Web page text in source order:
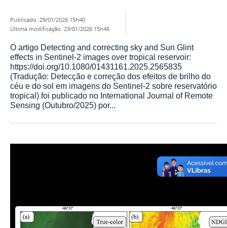
publicado: 29/01/2026 15h40
última modificação: 29/01/2026 15h46
O artigo Detecting and correcting sky and Sun Glint
effects in Sentinel-2 images over tropical reservoir:
https://doi.org/10.1080/01431161.2025.2565835
(Tradução: Detecção e correção dos efeitos de brilho do
céu e do sol em imagens do Sentinel-2 sobre reservatório
tropical) foi publicado no International Journal of Remote
Sensing (Outubro/2025) por...